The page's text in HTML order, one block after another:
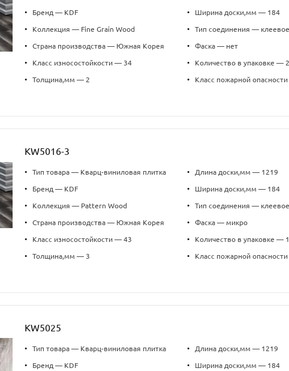
• Бренд — KDF
• Коллекция — Fine Grain Wood
• Страна производства — Южная Корея
• Класс износостойкости — 34
• Толщина,мм — 2
• Ширина доски,мм — 184
• Тип соединения — клеевое
• Фаска — нет
• Количество в упаковке —
• Класс пожарной
KW5016-3
• Тип товара — Кварц-виниловая плитка
• Бренд — KDF
• Коллекция — Pattern Wood
• Страна производства — Южная Корея
• Класс износостойкости — 43
• Толщина,мм — 3
• Длина доски,мм — 1219
• Ширина доски,мм — 184
• Тип соединения — клеевое
• Фаска — микро
• Количество в упаковке —
• Класс пожарной
KW5025
• Тип товара — Кварц-виниловая плитка
• Бренд — KDF
• Длина доски,мм — 1219
• Ширина доски,мм — 184